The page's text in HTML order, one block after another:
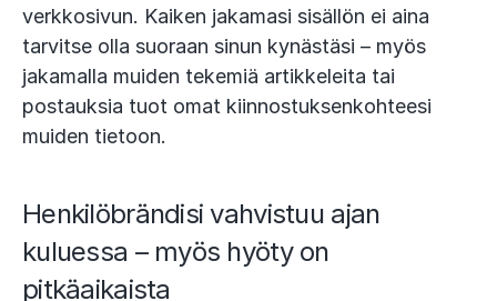
verkkosivun. Kaiken jakamasi sisällön ei aina
tarvitse olla suoraan sinun kynästäsi – myös
jakamalla muiden tekemiä artikkeleita tai
postauksia tuot omat kiinnostuksenkohteesi
muiden tietoon.
Henkilöbrändisi vahvistuu ajan
kuluessa – myös hyöty on
pitkäaikaista